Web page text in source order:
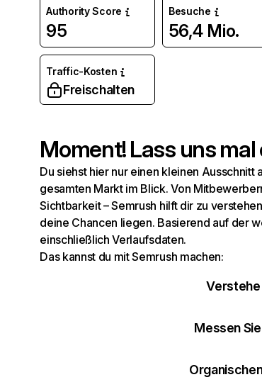
Authority Score
95
Besuche
56,4 Mio.
Traffic-Kosten
Freischalten
Moment! Lass uns
Du siehst hier nur einen kleinen
gesamten Markt im Blick. Von
Sichtbarkeit – Semrush hilft dir zu
deine Chancen liegen. Basierend auf der
einschließlich Verlaufsdaten.
Das kannst du mit Semrush machen:
Messen